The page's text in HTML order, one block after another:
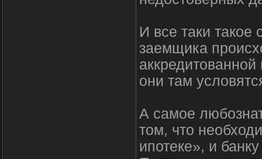
И все таки такое
заемщика
они там
А самое
том, что
ипотеке», и